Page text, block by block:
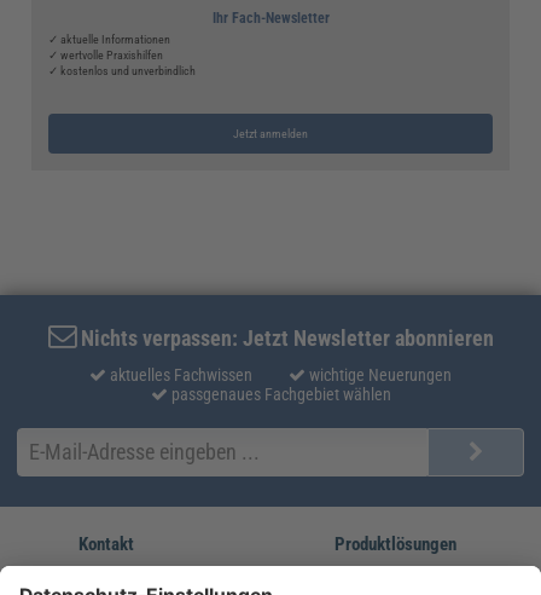
Ihr Fach-Newsletter
✓ aktuelle Informationen
✓ wertvolle Praxishilfen
✓ kostenlos und unverbindlich
Jetzt anmelden
Nichts verpassen: Jetzt Newsletter abonnieren
aktuelles Fachwissen
wichtige Neuerungen
passgenaues Fachgebiet wählen
Kontakt Produktlösungen